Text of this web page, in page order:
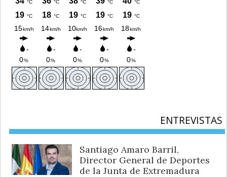
ENTREVISTAS
Santiago Amaro Barril,
Director General de Deportes
de la Junta de Extremadura